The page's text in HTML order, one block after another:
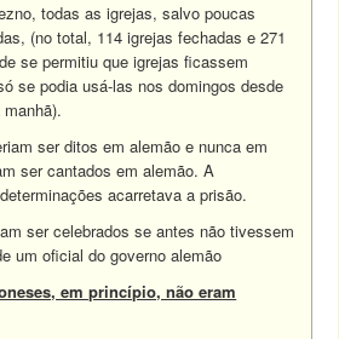
todas as igrejas, salvo poucas
(no total, 114 igrejas fechadas e 271
se permitiu que igrejas ficassem
se podia usá-las nos domingos desde
ser ditos em alemão e nunca em
ser cantados em alemão. A
acarretava a prisão.
ser celebrados se antes não tivessem
um oficial do governo alemão
em princípio, não eram